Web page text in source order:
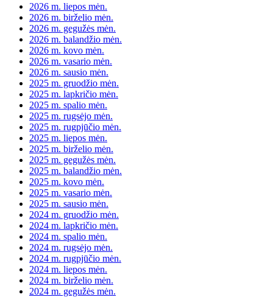
2026 m. liepos mėn.
2026 m. birželio mėn.
2026 m. gegužės mėn.
2026 m. balandžio mėn.
2026 m. kovo mėn.
2026 m. vasario mėn.
2026 m. sausio mėn.
2025 m. gruodžio mėn.
2025 m. lapkričio mėn.
2025 m. spalio mėn.
2025 m. rugsėjo mėn.
2025 m. rugpjūčio mėn.
2025 m. liepos mėn.
2025 m. birželio mėn.
2025 m. gegužės mėn.
2025 m. balandžio mėn.
2025 m. kovo mėn.
2025 m. vasario mėn.
2025 m. sausio mėn.
2024 m. gruodžio mėn.
2024 m. lapkričio mėn.
2024 m. spalio mėn.
2024 m. rugsėjo mėn.
2024 m. rugpjūčio mėn.
2024 m. liepos mėn.
2024 m. birželio mėn.
2024 m. gegužės mėn.